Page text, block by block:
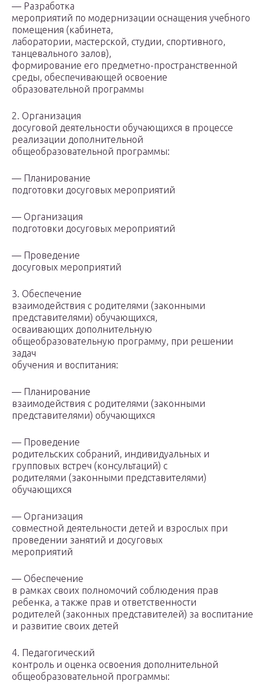
— Разработка
мероприятий по модернизации оснащения учебного
помещения (кабинета,
лаборатории, мастерской, студии, спортивного,
танцевального залов),
формирование его предметно-пространственной
среды, обеспечивающей освоение
образовательной программы
2. Организация
досуговой деятельности обучающихся в процессе
реализации дополнительной
общеобразовательной программы:
— Планирование
подготовки досуговых мероприятий
— Организация
подготовки досуговых мероприятий
— Проведение
досуговых мероприятий
3. Обеспечение
взаимодействия с родителями (законными
представителями) обучающихся,
осваивающих дополнительную
общеобразовательную программу, при решении
задач
обучения и воспитания:
— Планирование
взаимодействия с родителями (законными
представителями) обучающихся
— Проведение
родительских собраний, индивидуальных и
групповых встреч (консультаций) с
родителями (законными представителями)
обучающихся
— Организация
совместной деятельности детей и взрослых при
проведении занятий и досуговых
мероприятий
— Обеспечение
в рамках своих полномочий соблюдения прав
ребенка, а также прав и ответственности
родителей (законных представителей) за воспитание
и развитие своих детей
4. Педагогический
контроль и оценка освоения дополнительной
общеобразовательной программы: